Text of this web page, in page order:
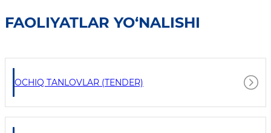
FAOLIYATLAR YO‘NALISHI
OCHIQ TANLOVLAR (TENDER)